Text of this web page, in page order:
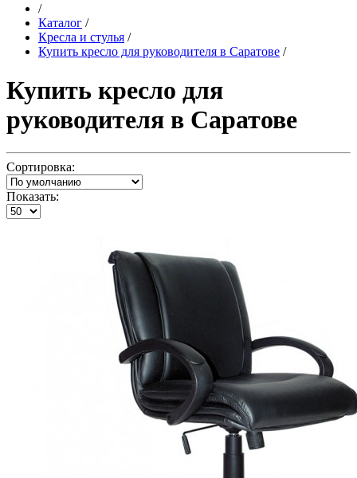
/
Каталог /
Кресла и стулья /
Купить кресло для руководителя в Саратове /
Купить кресло для
руководителя в Саратове
Сортировка:
Показать: